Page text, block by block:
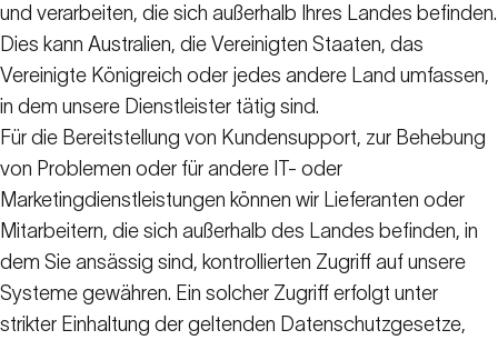
und verarbeiten, die sich außerhalb Ihres Landes befinden.
Dies kann Australien, die Vereinigten Staaten, das
Vereinigte Königreich oder jedes andere Land umfassen,
in dem unsere Dienstleister tätig sind.
Für die Bereitstellung von Kundensupport, zur Behebung
von Problemen oder für andere IT- oder
Marketingdienstleistungen können wir Lieferanten oder
Mitarbeitern, die sich außerhalb des Landes befinden, in
dem Sie ansässig sind, kontrollierten Zugriff auf unsere
Systeme gewähren. Ein solcher Zugriff erfolgt unter
strikter Einhaltung der geltenden Datenschutzgesetze,